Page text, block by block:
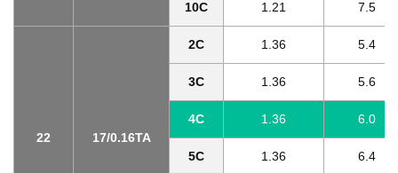
10C 1.21 7.5
22 17/0.16TA
2C 1.36 5.4
3C 1.36 5.6
4C 1.36 6.0
5C 1.36 6.4